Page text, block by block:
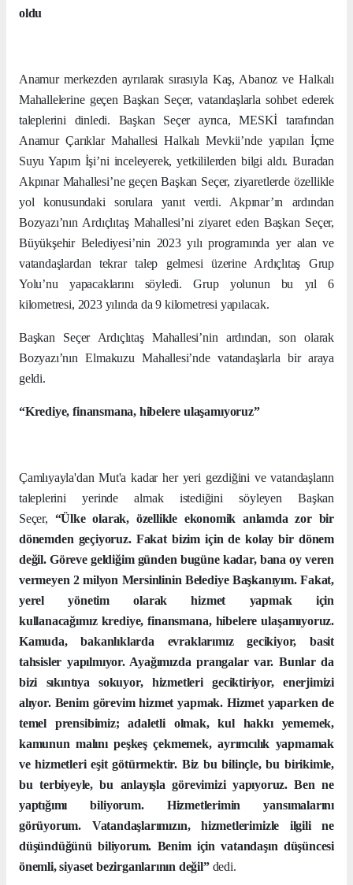
oldu
Anamur merkezden ayrılarak sırasıyla Kaş, Abanoz ve Halkalı
Mahallelerine geçen Başkan Seçer, vatandaşlarla sohbet ederek
taleplerini dinledi. Başkan Seçer ayrıca, MESKİ tarafından
Anamur Çarıklar Mahallesi Halkalı Mevkii’nde yapılan İçme
Suyu Yapım İşi’ni inceleyerek, yetkililerden bilgi aldı. Buradan
Akpınar Mahallesi’ne geçen Başkan Seçer, ziyaretlerde özellikle
yol konusundaki sorulara yanıt verdi. Akpınar’ın ardından
Bozyazı’nın Ardıçlıtaş Mahallesi’ni ziyaret eden Başkan Seçer,
Büyükşehir Belediyesi’nin 2023 yılı programında yer alan ve
vatandaşlardan tekrar talep gelmesi üzerine Ardıçlıtaş Grup
Yolu’nu yapacaklarını söyledi. Grup yolunun bu yıl 6
kilometresi, 2023 yılında da 9 kilometresi yapılacak.
Başkan Seçer Ardıçlıtaş Mahallesi’nin ardından, son olarak
Bozyazı’nın Elmakuzu Mahallesi’nde vatandaşlarla bir araya
geldi.
“Krediye, finansmana, hibelere ulaşamıyoruz”
Çamlıyayla'dan Mut'a kadar her yeri gezdiğini ve vatandaşların
taleplerini yerinde almak istediğini söyleyen Başkan
Seçer, “Ülke olarak, özellikle ekonomik anlamda zor bir
dönemden geçiyoruz. Fakat bizim için de kolay bir dönem
değil. Göreve geldiğim günden bugüne kadar, bana oy veren
vermeyen 2 milyon Mersinlinin Belediye Başkanıyım. Fakat,
yerel yönetim olarak hizmet yapmak için
kullanacağımız krediye, finansmana, hibelere ulaşamıyoruz.
Kamuda, bakanlıklarda evraklarımız gecikiyor, basit
tahsisler yapılmıyor. Ayağımızda prangalar var. Bunlar da
bizi sıkıntıya sokuyor, hizmetleri geciktiriyor, enerjimizi
alıyor. Benim görevim hizmet yapmak. Hizmet yaparken de
temel prensibimiz; adaletli olmak, kul hakkı yememek,
kamunun malını peşkeş çekmemek, ayrımcılık yapmamak
ve hizmetleri eşit götürmektir. Biz bu bilinçle, bu birikimle,
bu terbiyeyle, bu anlayışla görevimizi yapıyoruz. Ben ne
yaptığımı biliyorum. Hizmetlerimin yansımalarını
görüyorum. Vatandaşlarımızın, hizmetlerimizle ilgili ne
düşündüğünü biliyorum. Benim için vatandaşın düşüncesi
önemli, siyaset bezirganlarının değil” dedi.